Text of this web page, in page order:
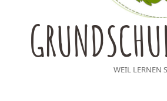
WEIL LERNEN